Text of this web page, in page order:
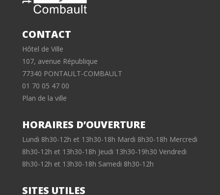
CONTACT
Hôtel de Ville
107, avenue République
77340 PONTAULT-COMBAULT
01 70 05 47 00
Plan de la ville
HORAIRES D’OUVERTURE
Lundi 8h30-12h et 13h30-18h Mardi 8h30-18h Mercredi
8h30-12h et 13h30-18h Jeudi 13h30-19h30 Vendredi
8h30-12h et 13h30-18h Samedi 8h30-12h
SITES UTILES